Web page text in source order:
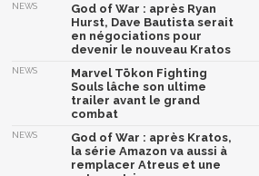
NEWS
God of War : après Ryan
Hurst, Dave Bautista serait
en négociations pour
devenir le nouveau Kratos
NEWS
Marvel Tōkon Fighting
Souls lâche son ultime
trailer avant le grand
combat
NEWS
God of War : après Kratos,
la série Amazon va aussi à
remplacer Atreus et une